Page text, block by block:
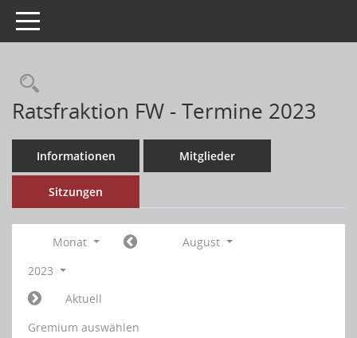
Toggle navigation
Ratsfraktion FW - Termine 2023
Informationen Mitglieder
Sitzungen
Monat
August
2023
Aktuell
Gremium auswählen